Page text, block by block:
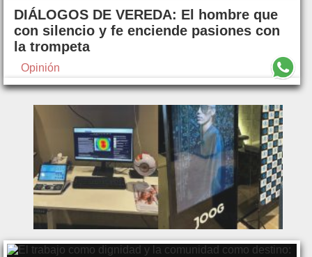
DIÁLOGOS DE VEREDA: El hombre que
con silencio y fe enciende pasiones con
la trompeta
Opinión